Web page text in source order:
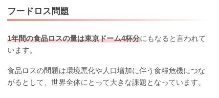
フードロス問題
1年間の食品ロスの量は東京ドーム4杯分にもなると言われて
います。
食品ロスの問題は環境悪化や人口増加に伴う食糧危機につな
がるとして、世界全体にとって大きな課題となっています。